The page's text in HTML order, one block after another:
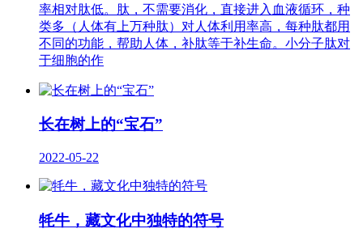
率相对肽低。肽，不需要消化，直接进入血液循环，种
类多（人体有上万种肽）对人体利用率高，每种肽都用
不同的功能，帮助人体，补肽等于补生命。小分子肽对
于细胞的作
长在树上的“宝石”
2022-05-22
牦牛，藏文化中独特的符号